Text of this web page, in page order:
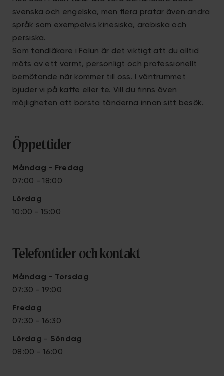
svenska och engelska, men flera pratar även andra
språk som exempelvis kinesiska, arabiska och
persiska.
Som tandläkare i Falun är det viktigt att du alltid
möts av ett varmt, personligt och professionellt
bemötande när kommer till oss. I väntrummet
bjuder vi på kaffe eller te. Vill du finns även
möjligheten att borsta tänderna innan sitt besök.
Öppettider
Måndag - Fredag
07:00 - 18:00
Lördag
10:00 - 15:00
Telefontider och kontakt
Måndag - Torsdag
07:30 - 19:00
Fredag
07:30 - 16:30
Lördag - Söndag
08:00 - 16:00